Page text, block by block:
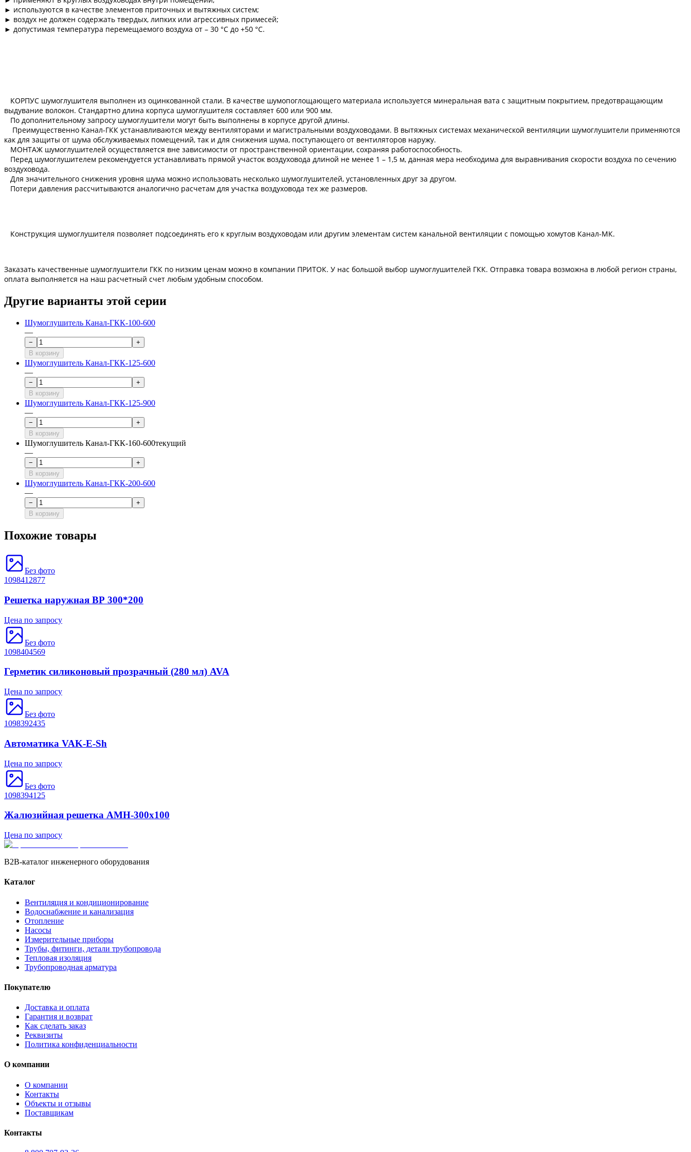
► используются в качестве элементов приточных и вытяжных систем;
► воздух не должен содержать твердых, липких или агрессивных примесей;
► допустимая температура перемещаемого воздуха от – 30 °С до +50 °С.
КОРПУС шумоглушителя выполнен из оцинкованной стали. В качестве шумопоглощающего материала используется минеральная вата с защитным покрытием, предотвращающим
выдувание волокон. Стандартно длина корпуса шумоглушителя составляет 600 или 900 мм.
По дополнительному запросу шумоглушители могут быть выполнены в корпусе другой длины.
Преимущественно Канал-ГКК устанавливаются между вентиляторами и магистральными воздуховодами. В вытяжных системах механической вентиляции шумоглушители применяются
как для защиты от шума обслуживаемых помещений, так и для снижения шума, поступающего от вентиляторов наружу.
МОНТАЖ шумоглушителей осуществляется вне зависимости от пространственной ориентации, сохраняя работоспособность.
Перед шумоглушителем рекомендуется устанавливать прямой участок воздуховода длиной не менее 1 – 1,5 м, данная мера необходима для выравнивания скорости воздуха по сечению
воздуховода.
Для значительного снижения уровня шума можно использовать несколько шумоглушителей, установленных друг за другом.
Потери давления рассчитываются аналогично расчетам для участка воздуховода тех же размеров.
Конструкция шумоглушителя позволяет подсоединять его к круглым воздуховодам или другим элементам систем канальной вентиляции с помощью хомутов Канал-МК.
Заказать качественные шумоглушители ГКК по низким ценам можно в компании ПРИТОК. У нас большой выбор шумоглушителей ГКК. Отправка товара возможна в любой регион страны,
оплата выполняется на наш расчетный счет любым удобным способом.
Другие варианты этой серии
Шумоглушитель Канал-ГКК-100-600
—
−
+
В корзину
Шумоглушитель Канал-ГКК-125-600
—
−
+
В корзину
Шумоглушитель Канал-ГКК-125-900
—
−
+
В корзину
Шумоглушитель Канал-ГКК-160-600текущий
—
−
+
В корзину
Шумоглушитель Канал-ГКК-200-600
—
−
+
В корзину
Похожие товары
Без фото
1098412877
Решетка наружная ВР 300*200
Цена по запросу
Без фото
1098404569
Герметик силиконовый прозрачный (280 мл) AVA
Цена по запросу
Без фото
1098392435
Автоматика VAK-E-Sh
Цена по запросу
Без фото
1098394125
Жалюзийная решетка АМН-300х100
Цена по запросу
B2B-каталог инженерного оборудования
Каталог
Вентиляция и кондиционирование
Водоснабжение и канализация
Отопление
Насосы
Измерительные приборы
Трубы, фитинги, детали трубопровода
Тепловая изоляция
Трубопроводная арматура
Покупателю
Доставка и оплата
Гарантия и возврат
Как сделать заказ
Реквизиты
Политика конфиденциальности
О компании
О компании
Контакты
Объекты и отзывы
Поставщикам
Контакты